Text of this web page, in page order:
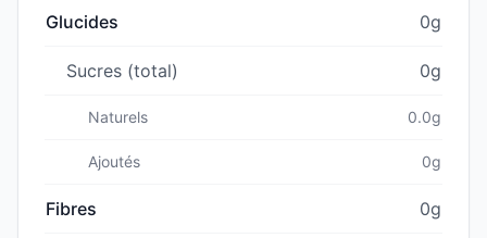
Glucides 0g
Sucres (total) 0g
Naturels 0.0g
Ajoutés 0g
Fibres 0g